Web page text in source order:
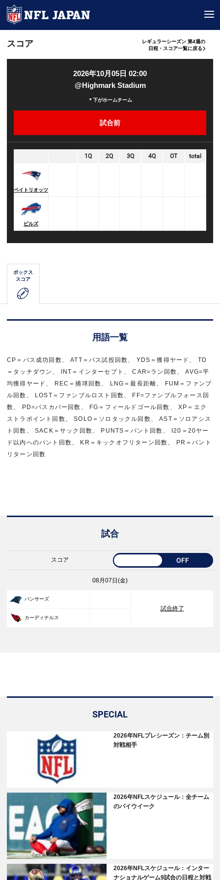
スコア
レギュラーシーズン 第4週の
日程・スコア一覧に戻る
2026年10月05日 02:00
@Highmark Stadium
＊下がホームチーム
試合前
1Q 2Q 3Q 4Q OT total
ペイトリオッツ
ビルズ
ボックス
スコア
用語一覧
CP＝パス成功回数、 ATT＝パス試投回数、 YDS＝獲得ヤード、 TD
＝タッチダウン、 INT＝インターセプト、 CAR=ラン回数、 AVG=平
均獲得ヤード、 REC＝捕球回数、 LNG＝最長距離、 FUM＝ファンブ
ル回数、 LOST＝ファンブルロスト回数、 FF=ファンブルフォース回
数、 PD=パスカバー回数、 FG＝フィールドゴール回数、 XP＝エク
ストラポイント回数、 SOLO＝ソロタックル回数、 AST＝ソロアシス
ト回数、 SACK＝サック回数、 PUNTS＝パント回数、 I20＝20ヤー
ド以内へのパント回数、 KR＝キックオフリターン回数、 PR＝パント
リターン回数
試合
スコア OFF
08月07日(金)
パンサーズ
試合終了
カーディナルス
SPECIAL
2026年NFLプレシーズン：チーム別
対戦相手
2026年NFLスケジュール：全チーム
のバイウイーク
2026年NFLスケジュール：インター
ナショナルゲーム9試合の日程と対戦